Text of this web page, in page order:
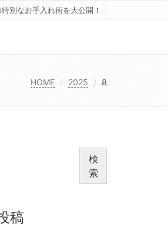
別なお手入れ術を大公開！
HOME 2025 8
検
索
稿